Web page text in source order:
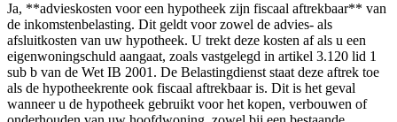
Ja, **advieskosten voor een hypotheek zijn fiscaal aftrekbaar** van
de inkomstenbelasting. Dit geldt voor zowel de advies- als
afsluitkosten van uw hypotheek. U trekt deze kosten af als u een
eigenwoningschuld aangaat, zoals vastgelegd in artikel 3.120 lid 1
sub b van de Wet IB 2001. De Belastingdienst staat deze aftrek toe
als de hypotheekrente ook fiscaal aftrekbaar is. Dit is het geval
wanneer u de hypotheek gebruikt voor het kopen, verbouwen of